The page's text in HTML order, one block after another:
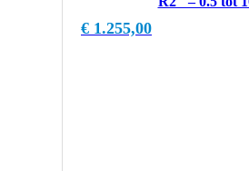
€ 1.255,00